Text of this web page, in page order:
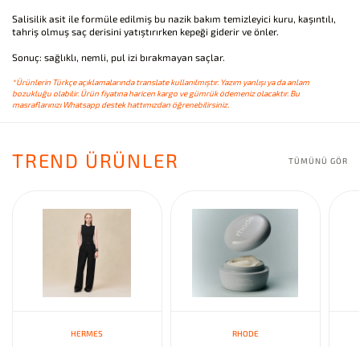
Salisilik asit ile formüle edilmiş bu nazik bakım temizleyici kuru, kaşıntılı,
tahriş olmuş saç derisini yatıştırırken kepeği giderir ve önler.
Sonuç: sağlıklı, nemli, pul izi bırakmayan saçlar.
*Ürünlerin Türkçe açıklamalarında translate kullanılmıştır. Yazım yanlışı ya da anlam
bozukluğu olabilir. Ürün fiyatına haricen kargo ve gümrük ödemeniz olacaktır. Bu
masraflarınızı Whatsapp destek hattımızdan öğrenebilirsiniz.
TREND ÜRÜNLER TÜMÜNÜ GÖR
HERMES RHODE